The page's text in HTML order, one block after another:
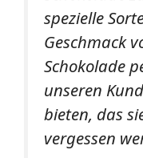
spezielle
Geschmack
Schokolade
unseren
bieten, das
vergessen